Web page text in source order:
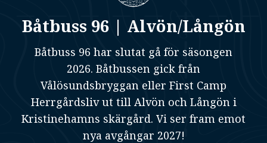
Båtbuss 96 | Alvön/Långön
Båtbuss 96 har slutat gå för säsongen
2026. Båtbussen gick från
Vålösundsbryggan eller First Camp
Herrgårdsliv ut till Alvön och Långön i
Kristinehamns skärgård. Vi ser fram emot
nya avgångar 2027!